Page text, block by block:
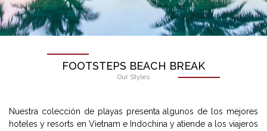
FOOTSTEPS BEACH BREAK
Our Styles
Nuestra colección de playas presenta algunos de los mejores
hoteles y resorts en Vietnam e Indochina y atiende a los viajeros